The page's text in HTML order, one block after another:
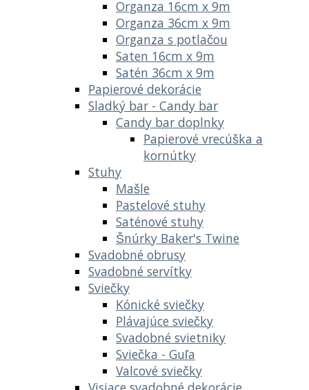
Organza 16cm x 9m
Organza 36cm x 9m
Organza s potlačou
Saten 16cm x 9m
Satén 36cm x 9m
Papierové dekorácie
Sladký bar - Candy bar
Candy bar doplnky
Papierové vrecúška a
kornútky
Stuhy
Mašle
Pastelové stuhy
Saténové stuhy
Šnúrky Baker's Twine
Svadobné obrusy
Svadobné servítky
Sviečky
Kónické sviečky
Plávajúce sviečky
Svadobné svietniky
Sviečka - Guľa
Valcové sviečky